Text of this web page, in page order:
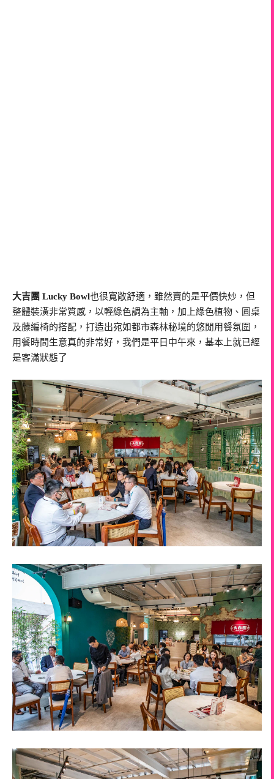
大吉團 Lucky Bowl也很寬敞舒適，雖然賣的是平價快炒，但
整體裝潢非常質感，以輕綠色調為主軸，加上綠色植物、圓桌
及藤編椅的搭配，打造出宛如都市森林秘境的悠閒用餐氛圍，
用餐時間生意真的非常好，我們是平日中午來，基本上就已經
是客滿狀態了